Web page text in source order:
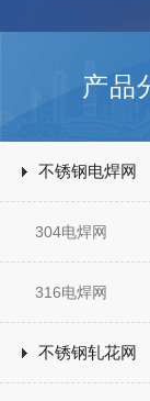
产品
不锈钢电焊网
304电焊网
316电焊网
不锈钢轧花网